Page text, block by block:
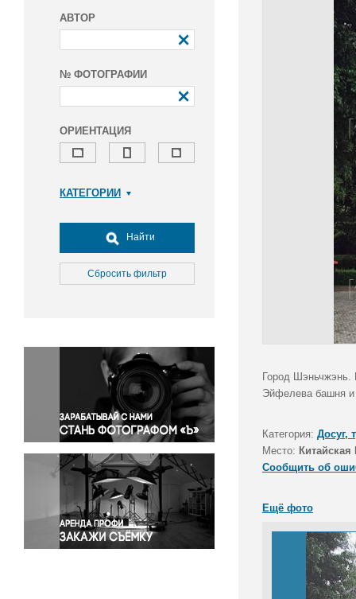
АВТОР
№ ФОТОГРАФИИ
ОРИЕНТАЦИЯ
КАТЕГОРИИ
Досуг, туризм и отдых
Культура
Медицина
Окружающая среда
Политика
Правосудие
Происшествия и конфликты
Религия
Светская жизнь
Спорт
Экология
Экономика и бизнес
Найти
Сбросить фильтр
Город Шэньчжэнь.
Эйфелева башня
Категория: Досуг,
Место:
Сообщить об
Ещё фото